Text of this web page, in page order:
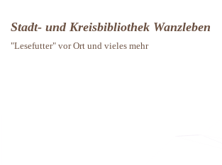
Stadt- und Kreisbibliothek Wanzleben
"Lesefutter" vor Ort und vieles mehr